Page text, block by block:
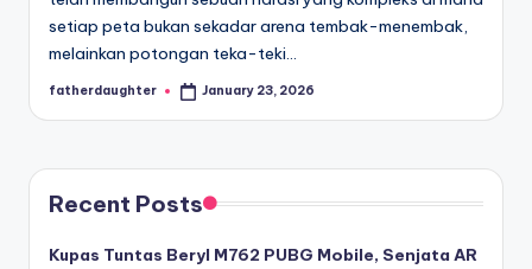
setiap peta bukan sekadar arena tembak-menembak,
melainkan potongan teka-teki…
Posted
fatherdaughter January 23, 2026
Recent Posts
Kupas Tuntas Beryl M762 PUBG Mobile, Senjata AR